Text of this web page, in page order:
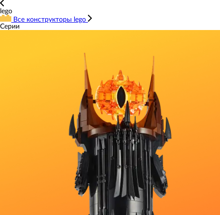
lego
Все конструкторы lego
Серии